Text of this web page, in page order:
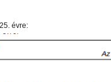
évre: